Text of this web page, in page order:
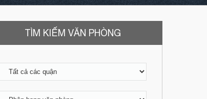
TÌM KIẾM VĂN PHÒNG